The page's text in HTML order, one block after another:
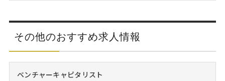
その他のおすすめ求人情報
ベンチャーキャピタリスト